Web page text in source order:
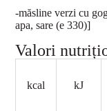
-măsline verzi cu
apa, sare (e 330)]
Valori
kcal kJ